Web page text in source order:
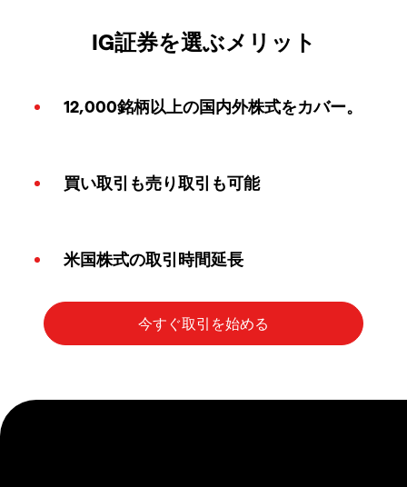
IG証券を選ぶメリット
12,000銘柄以上の国内外株式をカバー。
買い取引も売り取引も可能
米国株式の取引時間延長